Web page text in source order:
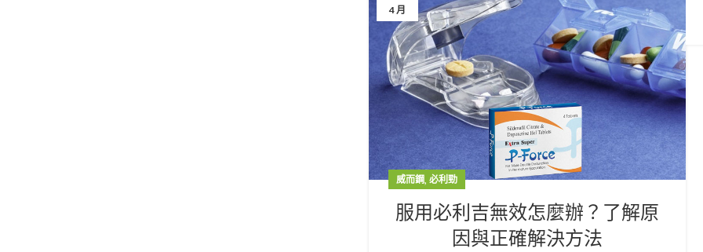
4 月
威而鋼, 必利勁
服用必利吉無效怎麼辦？了解原
因與正確解決方法